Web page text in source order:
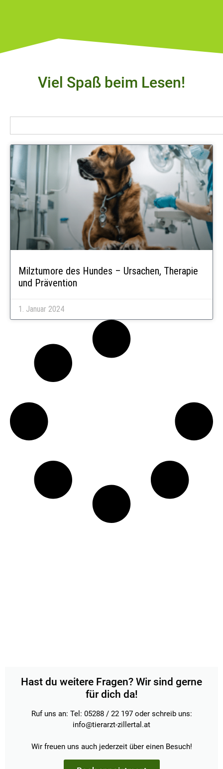
Viel Spaß beim Lesen!
Milztumore des Hundes – Ursachen, Therapie
und Prävention
1. Januar 2024
Hast du weitere Fragen? Wir sind gerne
für dich da!
Ruf uns an: Tel: 05288 / 22 197 oder schreib uns:
info@tierarzt-zillertal.at
Wir freuen uns auch jederzeit über einen Besuch!